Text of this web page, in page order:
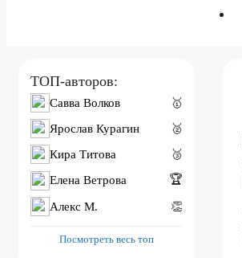
ТОП-авторов:
Савва Волков
🥇
Ярослав Курагин
🥈
Кира Титова
🥉
Елена Ветрова 🏆
Алекс M. 👏
Посмотреть весь топ